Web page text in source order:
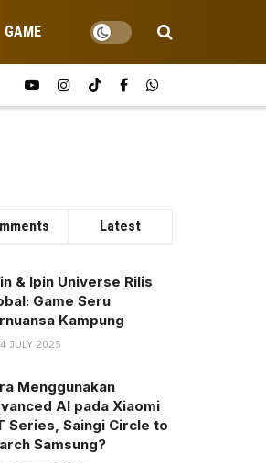
GAME
Latest
& Ipin Universe Rilis
Game Seru
Kampung
JULY 2025
Menggunakan
AI pada Xiaomi
Series, Saingi Circle to
Samsung?